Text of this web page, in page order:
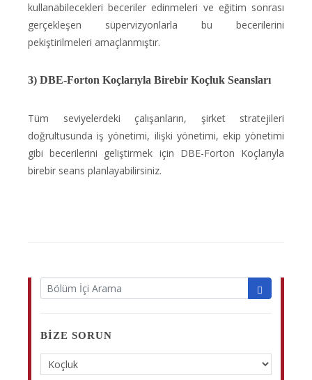
kullanabilecekleri beceriler edinmeleri ve eğitim sonrası
gerçekleşen süpervizyonlarla bu becerilerini
pekiştirilmeleri amaçlanmıştır.
3) DBE-Forton Koçlarıyla Birebir Koçluk Seansları
Tüm seviyelerdeki çalışanların, şirket stratejileri
doğrultusunda iş yönetimi, ilişki yönetimi, ekip yönetimi
gibi becerilerini geliştirmek için DBE-Forton Koçlarıyla
birebir seans planlayabilirsiniz.
BIZE SORUN